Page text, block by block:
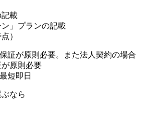
記載
ン」プランの記載
）
証が原則必要。また法人契約の場合
原則必要
短即日
なら